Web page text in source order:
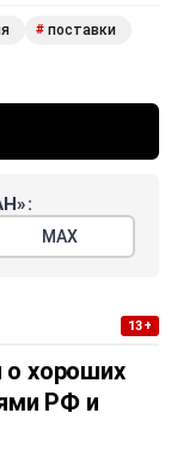
# поставки
МАХ
13+
о хороших
РФ и